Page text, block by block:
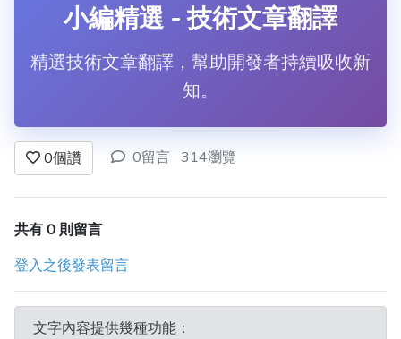
小編精選 - 技術文章翻譯
精選技術文章翻譯，幫助開發者持續吸收新
知。
0個讚 0留言 314瀏覽
共有 0 則留言
登入之後發表留言
文字內容提供幾種功能：